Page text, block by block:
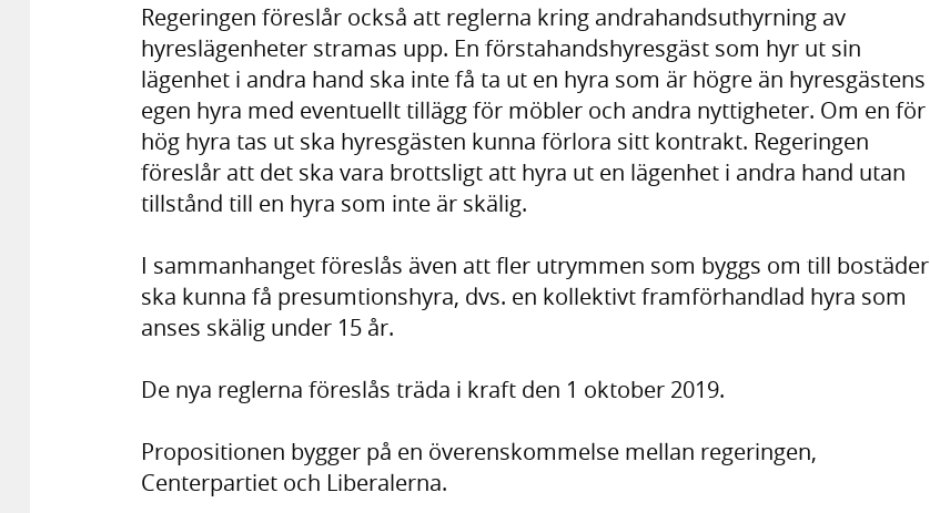
Regeringen föreslår också att reglerna kring andrahandsuthyrning av
hyreslägenheter stramas upp. En förstahandshyresgäst som hyr ut sin
lägenhet i andra hand ska inte få ta ut en hyra som är högre än hyresgästens
egen hyra med eventuellt tillägg för möbler och andra nyttigheter. Om en för
hög hyra tas ut ska hyresgästen kunna förlora sitt kontrakt. Regeringen
föreslår att det ska vara brottsligt att hyra ut en lägenhet i andra hand utan
tillstånd till en hyra som inte är skälig.
I sammanhanget föreslås även att fler utrymmen som byggs om till bostäder
ska kunna få presumtionshyra, dvs. en kollektivt framförhandlad hyra som
anses skälig under 15 år.
De nya reglerna föreslås träda i kraft den 1 oktober 2019.
Propositionen bygger på en överenskommelse mellan regeringen,
Centerpartiet och Liberalerna.